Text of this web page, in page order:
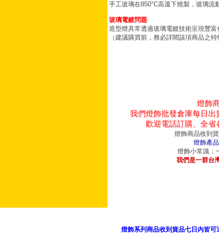
手工玻璃在850°C高溫下燒製，玻璃
玻璃電鍍問題
造型燈具常透過玻璃電鍍技術呈現豐
（建議購買前，務必詳閱該項商品之
燈飾
我們燈飾批發倉庫每日
歡迎電話訂購、全
燈飾商品收到
燈飾產
燈飾小常識：
我們是一群台
燈飾系列商品收到貨品七日內皆